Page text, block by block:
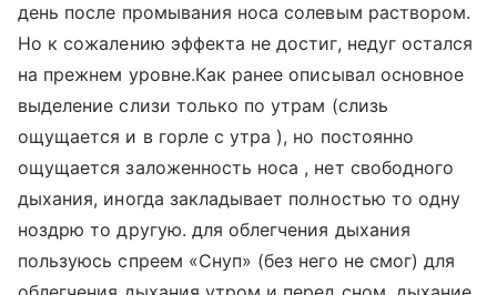
день после промывания носа солевым раствором.
Но к сожалению эффекта не достиг, недуг остался
на прежнем уровне.Как ранее описывал основное
выделение слизи только по утрам (слизь
ощущается и в горле с утра ), но постоянно
ощущается заложенность носа , нет свободного
дыхания, иногда закладывает полностью то одну
ноздрю то другую. для облегчения дыхания
пользуюсь спреем «Снуп» (без него не смог) для